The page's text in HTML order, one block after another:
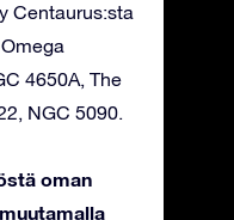
Centaurus:sta
4650A, The
NGC 5090.
oman